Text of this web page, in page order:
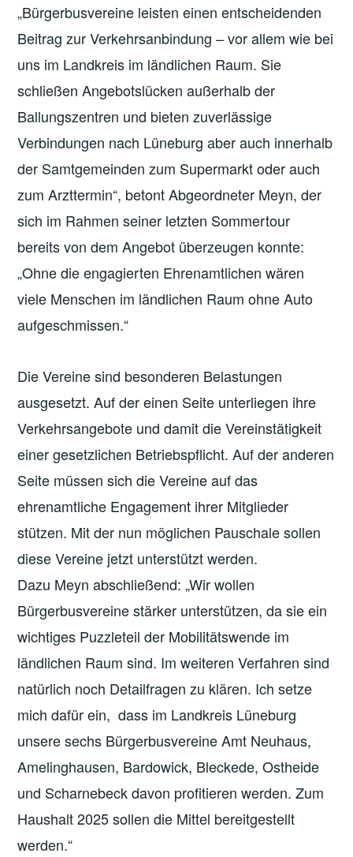
„Bürgerbusvereine leisten einen entscheidenden
Beitrag zur Verkehrsanbindung – vor allem wie bei
uns im Landkreis im ländlichen Raum. Sie
schließen Angebotslücken außerhalb der
Ballungszentren und bieten zuverlässige
Verbindungen nach Lüneburg aber auch innerhalb
der Samtgemeinden zum Supermarkt oder auch
zum Arzttermin“, betont Abgeordneter Meyn, der
sich im Rahmen seiner letzten Sommertour
bereits von dem Angebot überzeugen konnte:
„Ohne die engagierten Ehrenamtlichen wären
viele Menschen im ländlichen Raum ohne Auto
aufgeschmissen.“
Die Vereine sind besonderen Belastungen
ausgesetzt. Auf der einen Seite unterliegen ihre
Verkehrsangebote und damit die Vereinstätigkeit
einer gesetzlichen Betriebspflicht. Auf der anderen
Seite müssen sich die Vereine auf das
ehrenamtliche Engagement ihrer Mitglieder
stützen. Mit der nun möglichen Pauschale sollen
diese Vereine jetzt unterstützt werden.
Dazu Meyn abschließend: „Wir wollen
Bürgerbusvereine stärker unterstützen, da sie ein
wichtiges Puzzleteil der Mobilitätswende im
ländlichen Raum sind. Im weiteren Verfahren sind
natürlich noch Detailfragen zu klären. Ich setze
mich dafür ein, dass im Landkreis Lüneburg
unsere sechs Bürgerbusvereine Amt Neuhaus,
Amelinghausen, Bardowick, Bleckede, Ostheide
und Scharnebeck davon profitieren werden. Zum
Haushalt 2025 sollen die Mittel bereitgestellt
werden.“